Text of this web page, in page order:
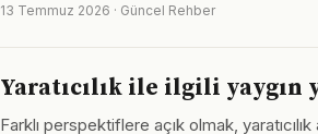
13 Temmuz 2026 · Güncel Rehber
Yaratıcılık ile ilgili yaygın
Farklı perspektiflere açık olmak,